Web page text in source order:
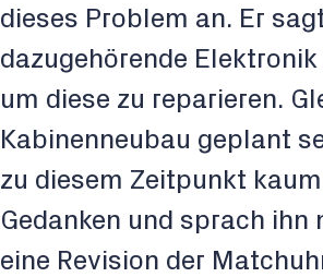
dieses Problem an. Er
dazugehörende
um diese zu reparieren.
Kabinenneubau geplant
zu diesem Zeitpunkt
Gedanken und sprach
eine Revision der